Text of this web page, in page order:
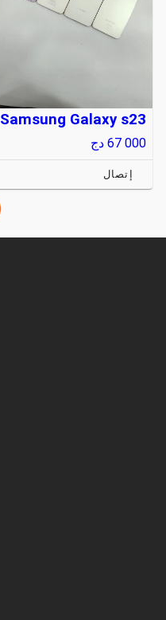
Samsung Galaxy s23
67 000 دج
إتصال